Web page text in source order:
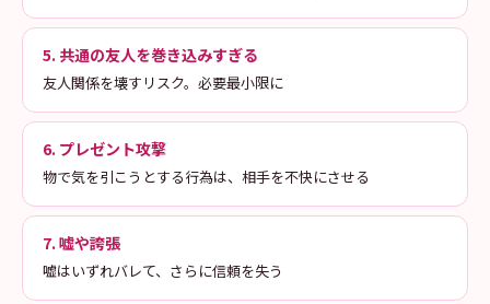
5. 共通の友人を巻き込みすぎる
友人関係を壊すリスク。必要最小限に
6. プレゼント攻撃
物で気を引こうとする行為は、相手を不快にさせる
7. 嘘や誇張
嘘はいずれバレて、さらに信頼を失う